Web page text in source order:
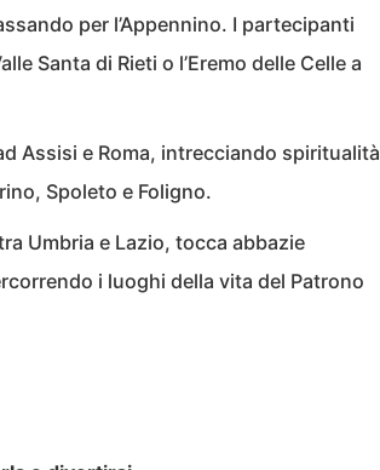
per l’Appennino. I partecipanti
Santa di Rieti o l’Eremo delle Celle a
Assisi e Roma, intrecciando spiritualità
Spoleto e Foligno.
Umbria e Lazio, tocca abbazie
i luoghi della vita del Patrono